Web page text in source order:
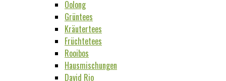
Oolong
Grüntees
Kräutertees
Früchtetees
Rooibos
Hausmischungen
David Rio